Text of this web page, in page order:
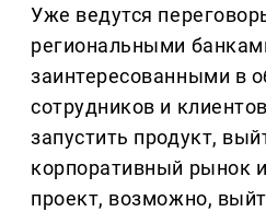
Уже ведутся
региональными
заинтересованными в
сотрудников и
запустить продукт,
корпоративный рынок
проект, возможно,